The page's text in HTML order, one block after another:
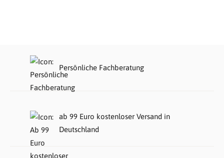
Persönliche Fachberatung
ab 99 Euro kostenloser Versand in
Deutschland